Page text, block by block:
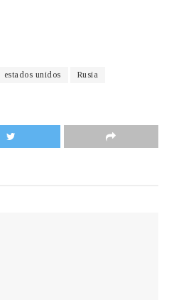
estados unidos Rusia